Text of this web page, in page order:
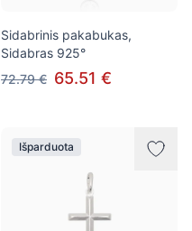
Sidabrinis pakabukas,
Sidabras 925°
72.79 € 65.51 €
Išparduota